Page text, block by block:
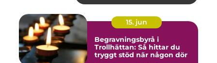
15. jun
Begravningsbyrå i
Trollhättan: Så hittar du
tryggt stöd när någon dör